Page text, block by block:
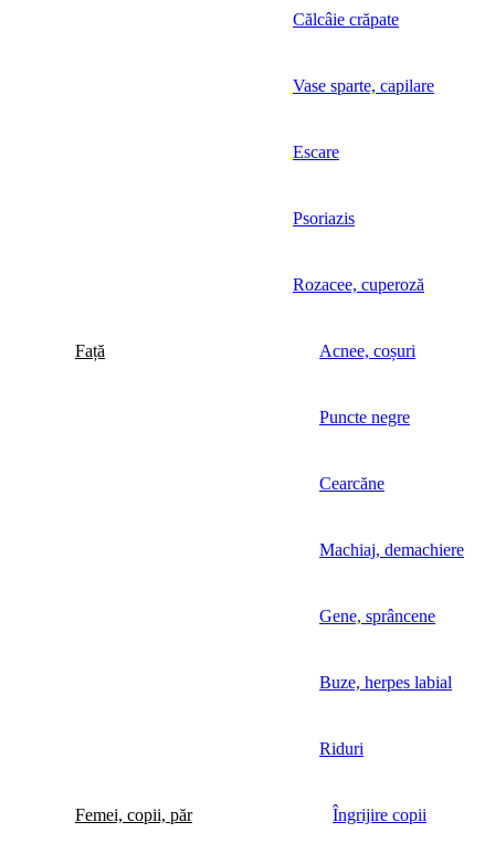
Călcâie crăpate
Vase sparte, capilare
Escare
Psoriazis
Rozacee, cuperoză
Față Acnee, coșuri
Puncte negre
Cearcăne
Machiaj, demachiere
Gene, sprâncene
Buze, herpes labial
Riduri
Femei, copii, păr Îngrijire copii